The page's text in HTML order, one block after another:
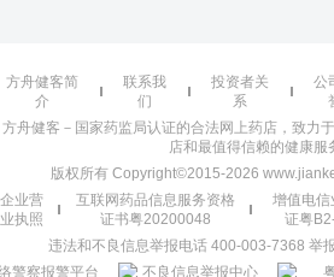
方舟健客简
介
联系我
们
投资者关
系
公
方舟健客－国家药监局认证的合法网上药店，致力
店和最值得信赖的健康服
版权所有 Copyright©2015-2026
企业营
业执照
互联网药品信息服务资格
证书粤20200048
增值电信
证粤
违法和不良信息举报电话 400-003-7368 举